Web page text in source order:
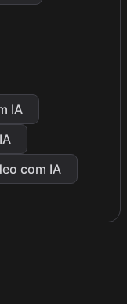
IA
com IA